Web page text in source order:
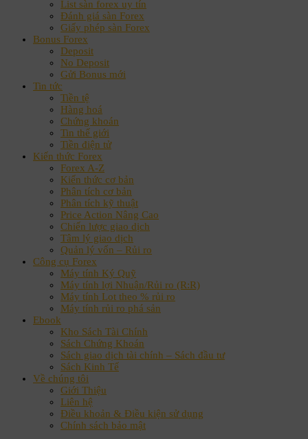
List sàn forex uy tín
Đánh giá sàn Forex
Giấy phép sàn Forex
Bonus Forex
Deposit
No Deposit
Gửi Bonus mới
Tin tức
Tiền tệ
Hàng hoá
Chứng khoán
Tin thế giới
Tiền điện tử
Kiến thức Forex
Forex A-Z
Kiến thức cơ bản
Phân tích cơ bản
Phân tích kỹ thuật
Price Action Nâng Cao
Chiến lược giao dịch
Tâm lý giao dịch
Quản lý vốn – Rủi ro
Công cụ Forex
Máy tính Ký Quỹ
Máy tính lợi Nhuận/Rủi ro (R:R)
Máy tính Lot theo % rủi ro
Máy tính rủi ro phá sản
Ebook
Kho Sách Tài Chính
Sách Chứng Khoán
Sách giao dịch tài chính – Sách đầu tư
Sách Kinh Tế
Về chúng tôi
Giới Thiệu
Liên hệ
Điều khoản & Điều kiện sử dụng
Chính sách bảo mật